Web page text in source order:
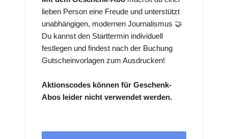
lieben Person eine Freude und unterstützt
unabhängigen, modernen Journalismus 🤝
Du kannst den Starttermin individuell
festlegen und findest nach der Buchung
Gutscheinvorlagen zum Ausdrucken!
Aktionscodes können für Geschenk-
Abos leider nicht verwendet werden.